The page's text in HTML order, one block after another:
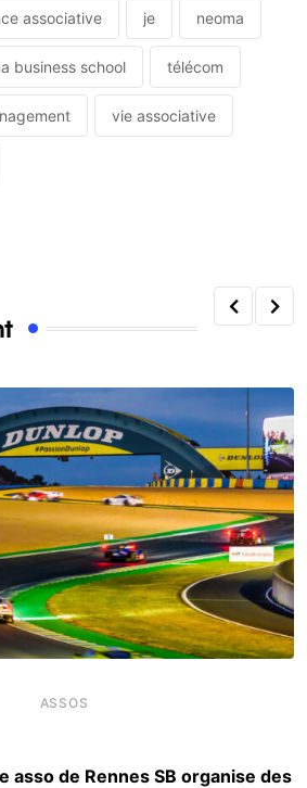
associative je neoma
business school télécom
vie associative
ASSOS
asso de Rennes SB organise des